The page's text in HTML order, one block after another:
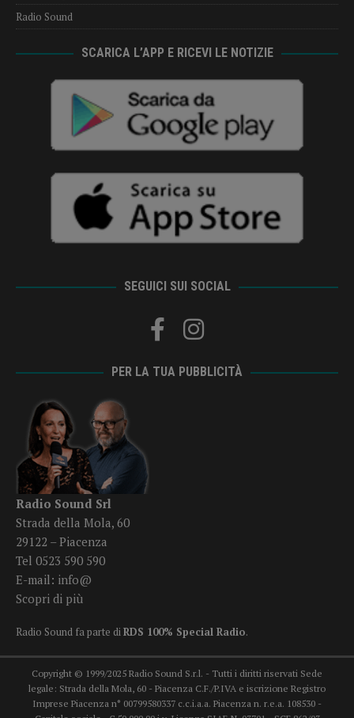
Radio Sound
SCARICA L’APP E RICEVI LE NOTIZIE
SEGUICI SUI SOCIAL
PER LA TUA PUBBLICITÀ
Radio Sound Srl
Strada della Mola, 60
29122 – Piacenza
Tel 0523 590 590
E-mail: info@
Scopri di più
Radio Sound fa parte diRDS 100% Special Radio.
Copyright © 1999/2025 Radio Sound S.r.l. - Tutti i diritti riservati Sede
legale: Strada della Mola, 60 - Piacenza C.F./P.IVA e iscrizione Registro
Imprese Piacenza n° 00799580337 c.c.i.a.a. Piacenza n. r.e.a. 108530 -